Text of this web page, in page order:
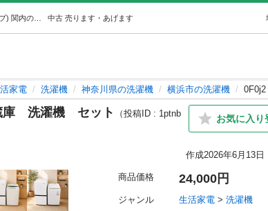
中古 売ります・あげます
家電 洗濯機 神奈川県の洗濯機 横浜市の洗濯機
庫 洗濯機 セット
（投稿ID : 1ptnb
お気に入り
作成2026年6月13日
商品価格 24,000円
ジャンル 生活家電 > 洗濯機